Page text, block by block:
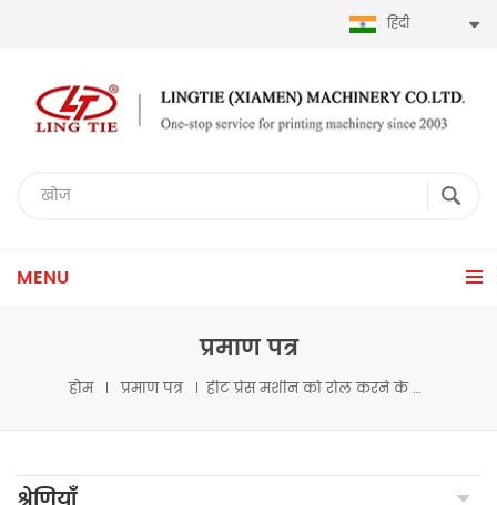
हिंदी
MENU
प्रमाण पत्र
होम प्रमाण पत्र हीट प्रेस मशीन को रोल करने के लिए स्वचालित रोल के लिए CE प्रमाण पत्र